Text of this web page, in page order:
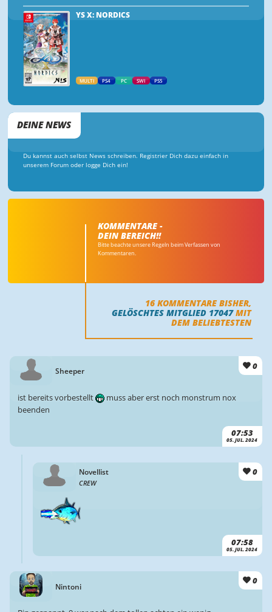
YS X: NORDICS
MULTI PS4 PC SWI PS5
DEINE NEWS
Du kannst auch selbst News schreiben. Registrier Dich dazu einfach in
unserem Forum oder logge Dich ein!
KOMMENTARE -
DEIN BEREICH!!
Bitte beachte unsere Regeln beim Verfassen von
Kommentaren.
16KOMMENTARE BISHER,
GELÖSCHTES MITGLIED 17047MIT
DEM BELIEBTESTEN
Sheeper 0
07:53
05. JUL. 2024
ist bereits vorbestellt
muss aber erst noch monstrum nox
beenden
Novellist
CREW
0
07:58
05. JUL. 2024
Nintoni
0